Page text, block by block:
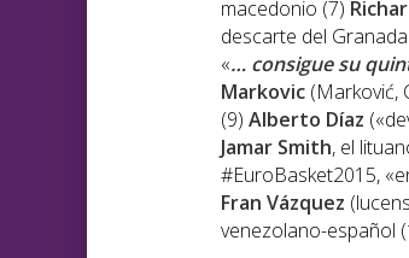
macedonio (7)
descarte del
«… consigue su
Markovic (Marković,
(9) Alberto Díaz
Jamar Smith, el
#EuroBasket2015,
Fran Vázquez
venezolano-español